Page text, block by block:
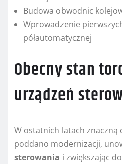
Budowa obwodnic
Wprowadzenie
półautomatycznej
Obecny stan
urządzeń
W ostatnich latach znaczną
poddano modernizacji,
sterowania i zwiększając